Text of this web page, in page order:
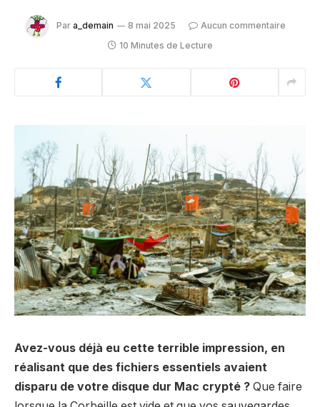
Par a_demain 8 mai 2025
Aucun commentaire
10 Minutes de Lecture
Avez-vous déjà eu cette terrible impression, en
réalisant que des fichiers essentiels avaient
disparu de votre disque dur Mac crypté ? Que faire